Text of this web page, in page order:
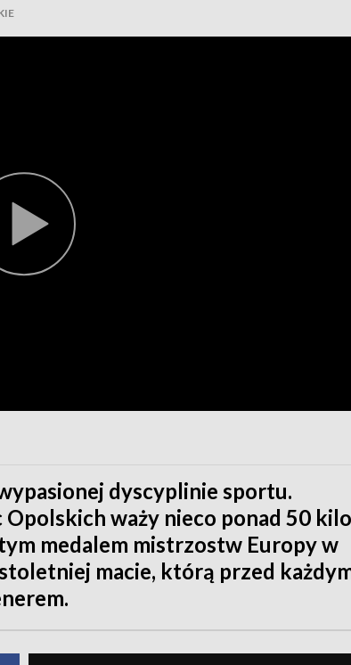
dyscyplinie sportu.
waży nieco ponad 50
medalem mistrzostw Europy w
macie, którą przed